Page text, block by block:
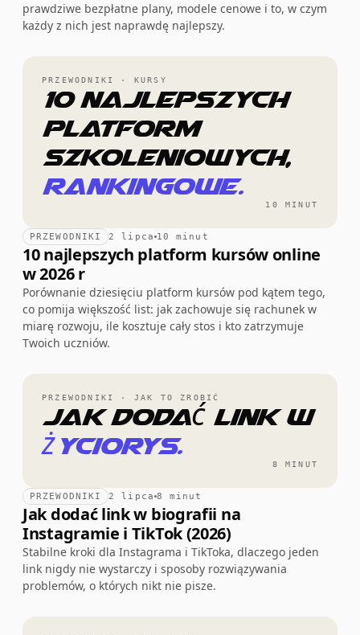
prawdziwe bezpłatne plany, modele cenowe i to, w czym
każdy z nich jest naprawdę najlepszy.
PRZEWODNIKI · KURSY
10 najlepszych
platform
szkoleniowych,
rankingowe.
10 MINUT
PRZEWODNIKI 2 lipca 10 minut
10 najlepszych platform kursów online
w 2026 r
Porównanie dziesięciu platform kursów pod kątem tego,
co pomija większość list: jak zachowuje się rachunek w
miarę rozwoju, ile kosztuje cały stos i kto zatrzymuje
Twoich uczniów.
PRZEWODNIKI · JAK TO ZROBIĆ
Jak dodać link w
życiorys.
8 MINUT
PRZEWODNIKI 2 lipca 8 minut
Jak dodać link w biografii na
Instagramie i TikTok (2026)
Stabilne kroki dla Instagrama i TikToka, dlaczego jeden
link nigdy nie wystarczy i sposoby rozwiązywania
problemów, o których nikt nie pisze.